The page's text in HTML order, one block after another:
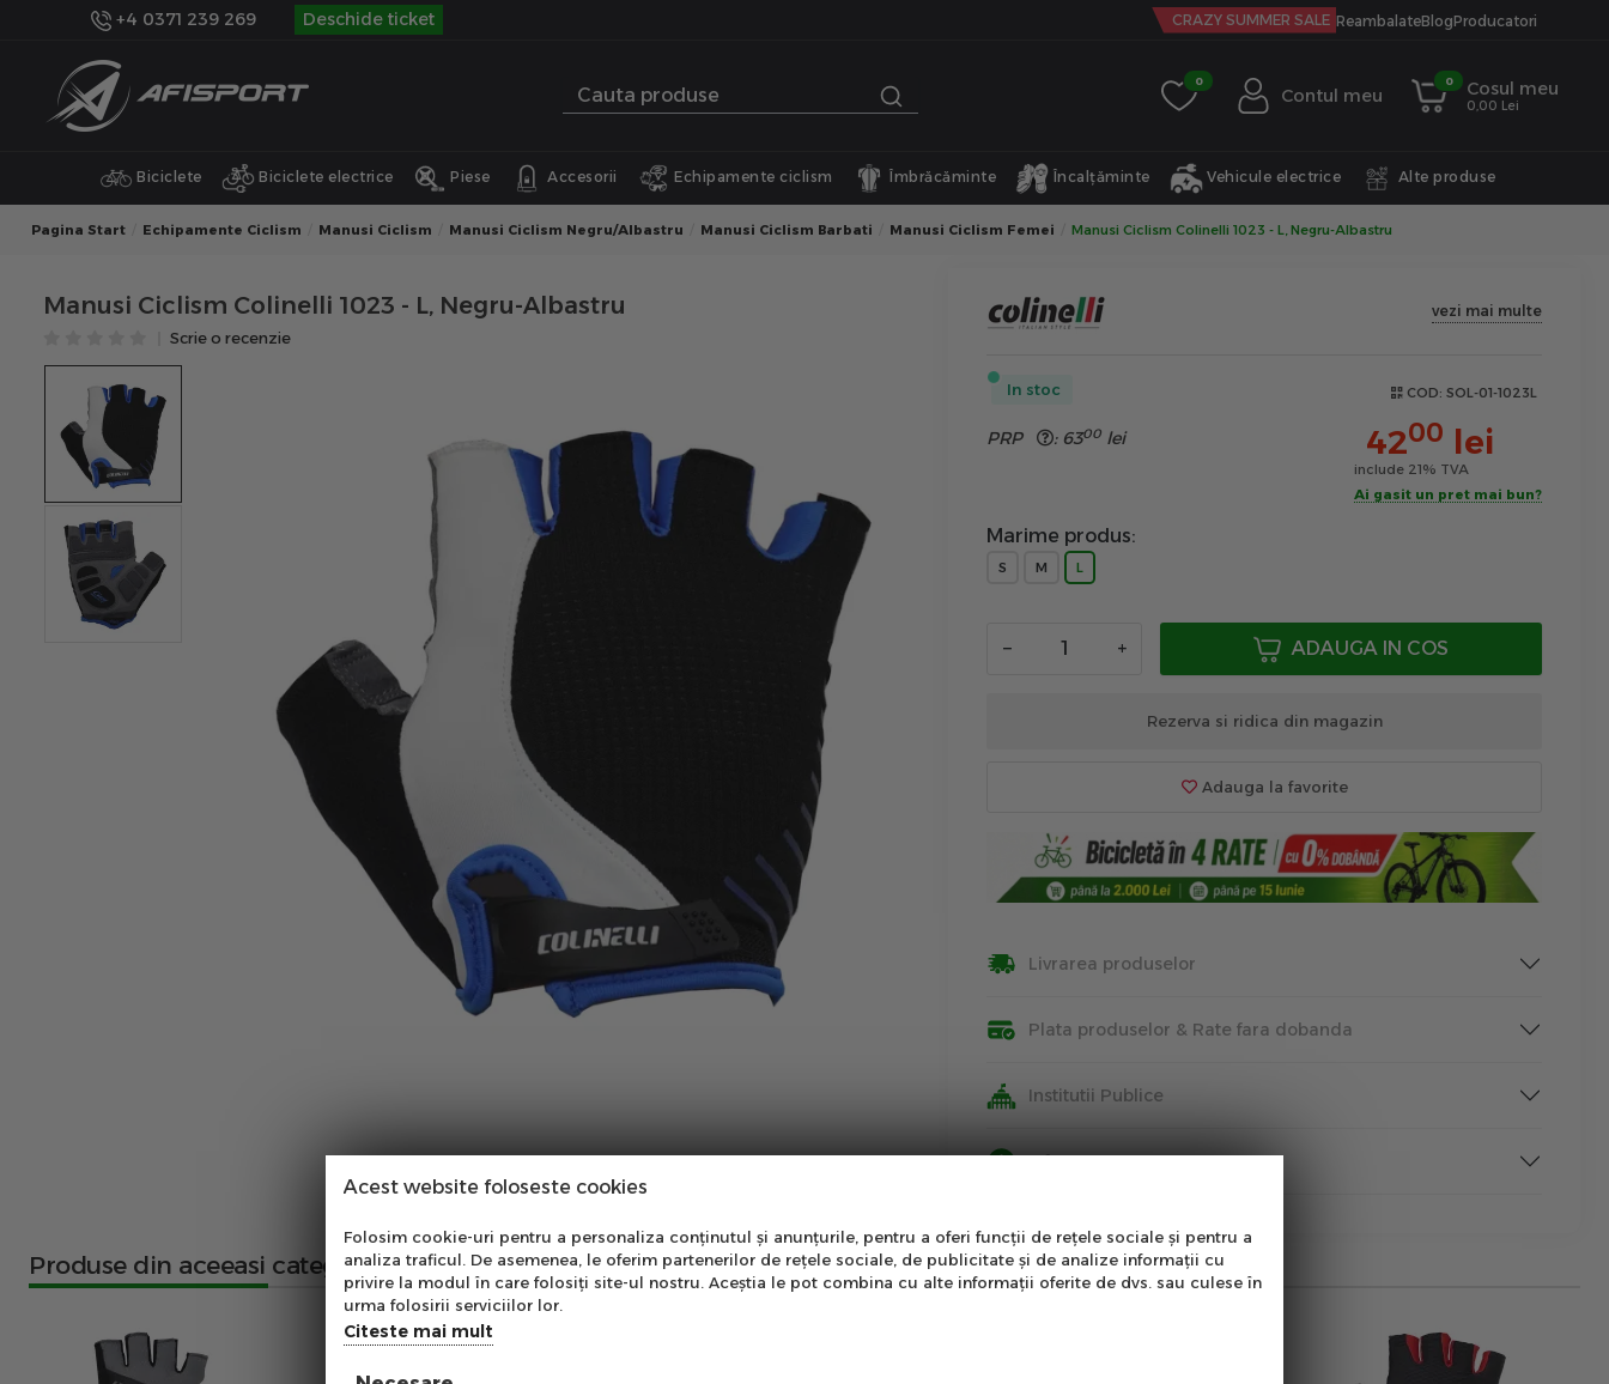
+4 0371 239 269 Deschide ticket CRAZY SUMMER SALE ReambalateBlogProducatori
0
Contul meu
0 Cosul meu
0,00 Lei
Biciclete Biciclete electrice Piese Accesorii Echipamente ciclism Îmbrăcăminte Încalțăminte Vehicule electrice Alte produse
Pagina Start Echipamente Ciclism Manusi Ciclism Manusi Ciclism Negru/Albastru Manusi Ciclism Barbati Manusi Ciclism Femei Manusi Ciclism Colinelli 1023 - L, Negru-Albastru
Manusi Ciclism Colinelli 1023 - L, Negru-Albastru
Scrie o recenzie
vezi mai multe
In stoc COD: SOL-01-1023L
PRP : 6300 lei 4200 lei
include 21% TVA
Ai gasit un pret mai bun?
Marime produs:
S M L
− + ADAUGA IN COS
Rezerva si ridica din magazin
Adauga la favorite
Livrarea produselor
Plata produselor & Rate fara dobanda
Institutii Publice
Informare
Produse din aceeasi categorie
Acest website foloseste cookies
Folosim cookie-uri pentru a personaliza conținutul și anunțurile, pentru a oferi funcții de rețele sociale și pentru a
analiza traficul. De asemenea, le oferim partenerilor de rețele sociale, de publicitate și de analize informații cu
privire la modul în care folosiți site-ul nostru. Aceștia le pot combina cu alte informații oferite de dvs. sau culese în
urma folosirii serviciilor lor.
Citeste mai mult
Abonare Newsletter
Abonează-te la newsletter
pentru a primi cele mai noi